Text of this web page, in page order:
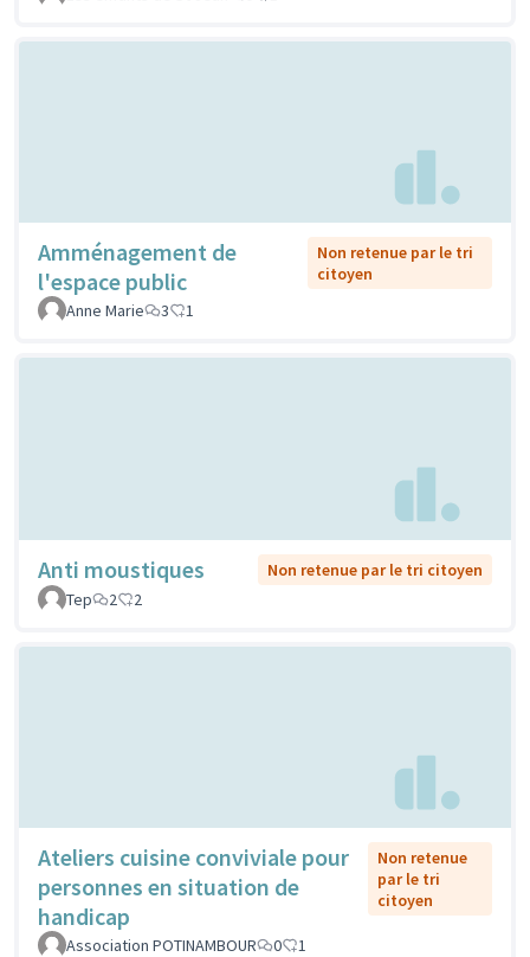
Amménagement de
l'espace public
Non retenue par le tri
citoyen
Anne Marie
3 1
Anti moustiques
Non retenue par le tri citoyen
Tep
2 2
Ateliers cuisine conviviale pour
personnes en situation de
handicap
Non retenue
par le tri
citoyen
Association POTINAMBOUR 0 1